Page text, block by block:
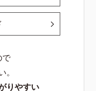
で
りやすい